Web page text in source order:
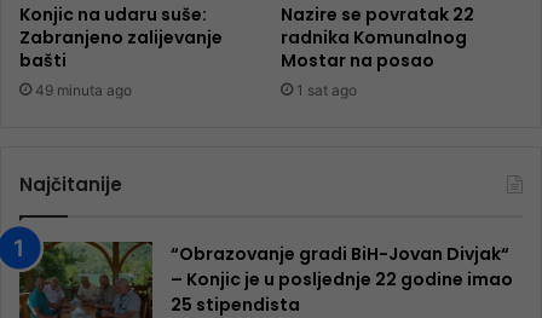
Konjic na udaru suše:
Zabranjeno zalijevanje
bašti
49 minuta ago
Nazire se povratak 22
radnika Komunalnog
Mostar na posao
1 sat ago
Najčitanije
“Obrazovanje gradi BiH-Jovan Divjak“
– Konjic je u posljednje 22 godine imao
25 ​​stipendista